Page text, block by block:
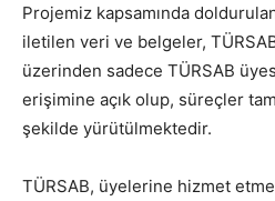
Projemiz kapsamında
iletilen veri ve belgeler,
üzerinden sadece TÜRSAB
erişimine açık olup, süreçler
şekilde yürütülmektedir.
TÜRSAB, üyelerine hizmet